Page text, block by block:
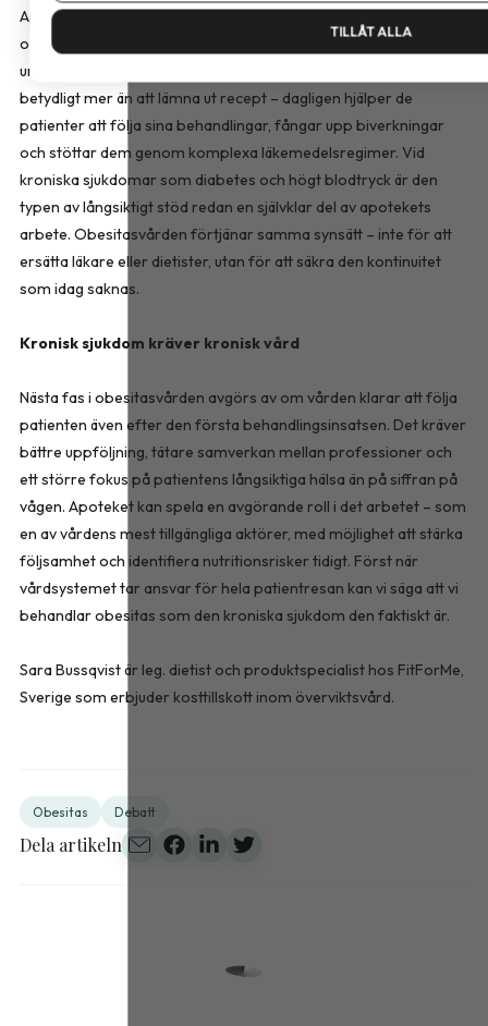
Apotekspersonalen tillhör de mest lättillgängliga vårdgivarna
och är ofta en av de få vårdkontakter som faktiskt finns kvar
under ett långt behandlingsförlopp. Deras roll handlar redan om
betydligt mer än att lämna ut recept – dagligen hjälper de
patienter att följa sina behandlingar, fångar upp biverkningar
och stöttar dem genom komplexa läkemedelsregimer. Vid
kroniska sjukdomar som diabetes och högt blodtryck är den
typen av långsiktigt stöd redan en självklar del av apotekets
arbete. Obesitasvården förtjänar samma synsätt – inte för att
ersätta läkare eller dietister, utan för att säkra den kontinuitet
som idag saknas.
Kronisk sjukdom kräver kronisk vård
Nästa fas i obesitasvården avgörs av om vården klarar att följa
patienten även efter den första behandlingsinsatsen. Det kräver
bättre uppföljning, tätare samverkan mellan professioner och
ett större fokus på patientens långsiktiga hälsa än på siffran på
vågen. Apoteket kan spela en avgörande roll i det arbetet – som
en av vårdens mest tillgängliga aktörer, med möjlighet att stärka
följsamhet och identifiera nutritionsrisker tidigt. Först när
vårdsystemet tar ansvar för hela patientresan kan vi säga att vi
behandlar obesitas som den kroniska sjukdom den faktiskt är.
Sara Bussqvist är leg. dietist och produktspecialist hos FitForMe,
Sverige som erbjuder kosttillskott inom överviktsvård.
Obesitas Debatt
Dela artikeln
TILLÅT ALLA